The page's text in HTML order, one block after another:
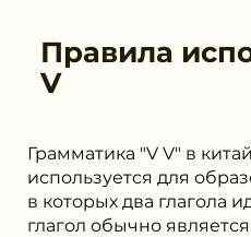
Правила
V
Грамматика "V V" в
используется для
в которых два глагола
глагол обычно